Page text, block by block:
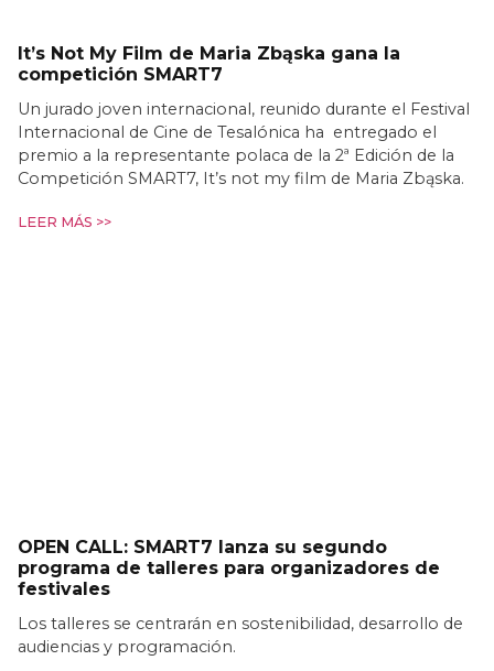
It’s Not My Film de Maria Zbąska gana la
competición SMART7
Un jurado joven internacional, reunido durante el Festival
Internacional de Cine de Tesalónica ha entregado el
premio a la representante polaca de la 2ª Edición de la
Competición SMART7, It’s not my film de Maria Zbąska.
LEER MÁS >>
OPEN CALL: SMART7 lanza su segundo
programa de talleres para organizadores de
festivales
Los talleres se centrarán en sostenibilidad, desarrollo de
audiencias y programación.